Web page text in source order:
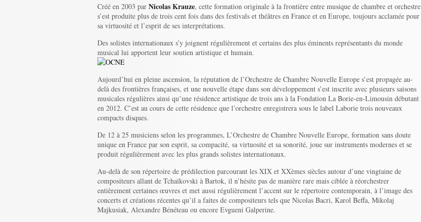
Créé en 2003 par Nicolas Krauze, cette formation originale à la frontière entre musique de chambre et orchestre
s’est produite plus de trois cent fois dans des festivals et théâtres en France et en Europe, toujours acclamée pour
sa virtuosité et l’esprit de ses interprétations.
Des solistes internationaux s’y joignent régulièrement et certains des plus éminents représentants du monde
musical lui apportent leur soutien artistique et humain.
Aujourd’hui en pleine ascension, la réputation de l’Orchestre de Chambre Nouvelle Europe s’est propagée au-
delà des frontières françaises, et une nouvelle étape dans son développement s’est inscrite avec plusieurs saisons
musicales régulières ainsi qu’une résidence artistique de trois ans à la Fondation La Borie-en-Limousin débutant
en 2012. C’est au cours de cette résidence que l’orchestre enregistrera sous le label Laborie trois nouveaux
compacts disques.
De 12 à 25 musiciens selon les programmes, L’Orchestre de Chambre Nouvelle Europe, formation sans doute
unique en France par son esprit, sa compacité, sa virtuosité et sa sonorité, joue sur instruments modernes et se
produit régulièrement avec les plus grands solistes internationaux.
Au-delà de son répertoire de prédilection parcourant les XIX et XXèmes siècles autour d’une vingtaine de
compositeurs allant de Tchaïkovski à Bartok, il n’hésite pas de manière rare mais ciblée à réorchestrer
entièrement certaines œuvres et met aussi régulièrement l’accent sur le répertoire contemporain, à l’image des
concerts et créations récentes qu’il a faites de compositeurs tels que Nicolas Bacri, Karol Beffa, Mikolaj
Majkusiak, Alexandre Bénéteau ou encore Evgueni Galperine.